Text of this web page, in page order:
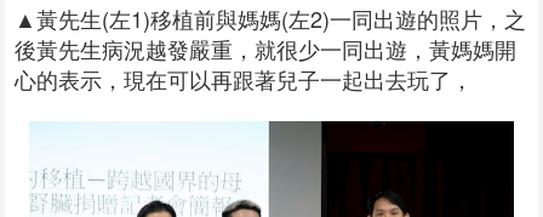
▲黃先生(左1)移植前與媽媽(左2)一同出遊的照片，之
後黃先生病況越發嚴重，就很少一同出遊，黃媽媽開
心的表示，現在可以再跟著兒子一起出去玩了，